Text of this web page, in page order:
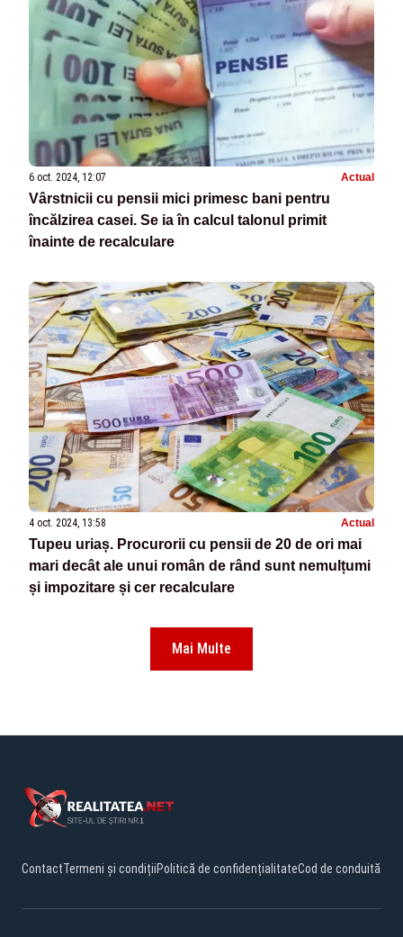
6 oct. 2024, 12:07 Actual
Vârstnicii cu pensii mici primesc bani pentru
încălzirea casei. Se ia în calcul talonul primit
înainte de recalculare
4 oct. 2024, 13:58 Actual
Tupeu uriaș. Procurorii cu pensii de 20 de ori mai
mari decât ale unui român de rând sunt nemulțumi
și impozitare și cer recalculare
Mai Multe
ContactTermeni și condițiiPolitică de confidențialitateCod de conduită